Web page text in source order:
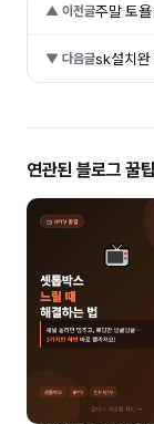
▲ 이전글주말 토
▼ 다음글sk설치완
연관된 블로그 꿀